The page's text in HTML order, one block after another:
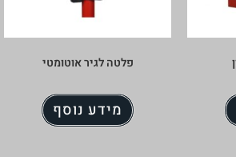
פלטה לגיר אוטומטי
מידע נוסף